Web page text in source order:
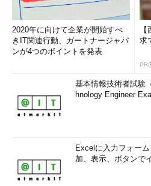
2020年に向けて企業が開始すべ
きIT関連行動、ガートナージャパ
ンが4つのポイントを発表
求
基本情報技術者試験
hnology Engineer
Excelに入力フォー
加、表示、ボタンで